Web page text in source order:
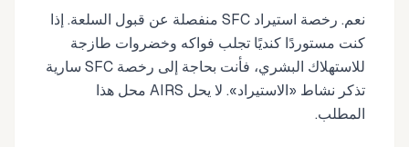
نعم. رخصة استيراد SFC منفصلة عن قبول السلعة. إذا
كنت مستوردًا كنديًا تجلب فواكه وخضروات طازجة
للاستهلاك البشري، فأنت بحاجة إلى رخصة SFC سارية
تذكر نشاط «الاستيراد». لا يحل AIRS محل هذا
المطلب.